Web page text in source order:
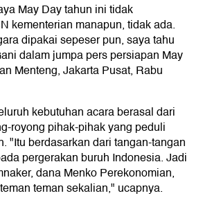
May Day tahun ini tidak
kementerian manapun, tidak ada.
dipakai sepeser pun, saya tahu
dalam jumpa pers persiapan May
Menteng, Jakarta Pusat, Rabu
kebutuhan acara berasal dari
royong pihak-pihak yang peduli
"Itu berdasarkan dari tangan-tangan
pergerakan buruh Indonesia. Jadi
dana Menko Perekonomian,
teman sekalian," ucapnya.